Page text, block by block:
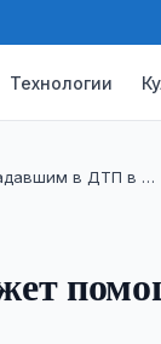
Технологии
в ДТП в …